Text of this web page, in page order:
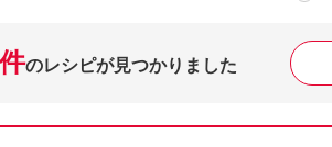
のレシピが見つかりました